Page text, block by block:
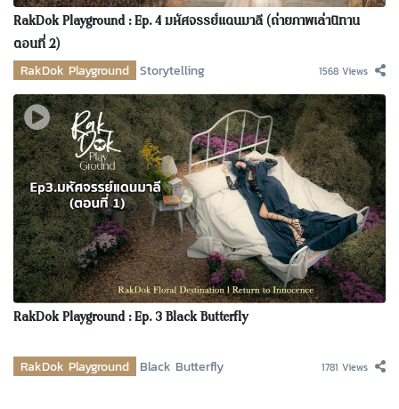
RakDok Playground : Ep. 4 มหัศจรรย์แดนมาลี (ถ่ายภาพเล่านิทาน
ตอนที่ 2)
RakDok Playground Storytelling 1568 Views
RakDok Playground : Ep. 3 Black Butterfly
RakDok Playground Black Butterfly 1781 Views